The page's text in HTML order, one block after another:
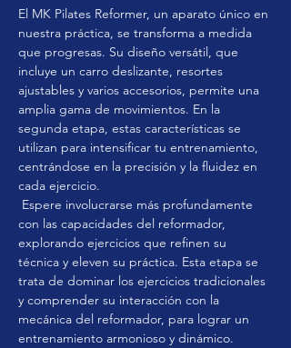
El MK Pilates Reformer, un aparato único en
nuestra práctica, se transforma a medida
que progresas. Su diseño versátil, que
incluye un carro deslizante, resortes
ajustables y varios accesorios, permite una
amplia gama de movimientos. En la
segunda etapa, estas características se
utilizan para intensificar tu entrenamiento,
centrándose en la precisión y la fluidez en
cada ejercicio.
con las capacidades del reformador,
explorando ejercicios que refinen su
técnica y eleven su práctica. Esta etapa se
trata de dominar los ejercicios tradicionales
y comprender su interacción con la
mecánica del reformador, para lograr un
entrenamiento armonioso y dinámico.